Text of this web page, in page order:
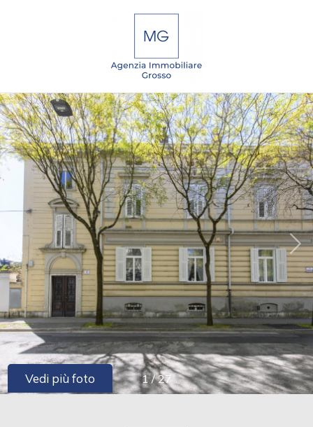
1 / 27
Vedi più foto
SL
HOME
CHI
SIAMO
IMMOBILI
SERVIZI
CONTATTI
Contratto
Qualsiasi
Vendita
Affitto
Scegli
dove
cercare
Provincia
Comune